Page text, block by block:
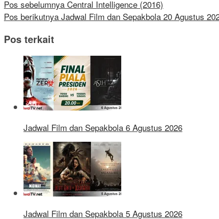
Pos sebelumnya Central Intelligence (2016)
Pos berikutnya Jadwal Film dan Sepakbola 20 Agustus
Pos terkait
Jadwal Film dan Sepakbola 6 Agustus 2026
Jadwal Film dan Sepakbola 5 Agustus 2026